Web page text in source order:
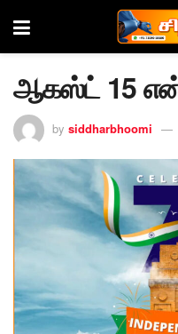
ஆகஸ்ட் 15
by siddharbhoomi